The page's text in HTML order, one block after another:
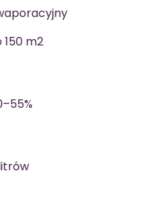
150 m2
litrów